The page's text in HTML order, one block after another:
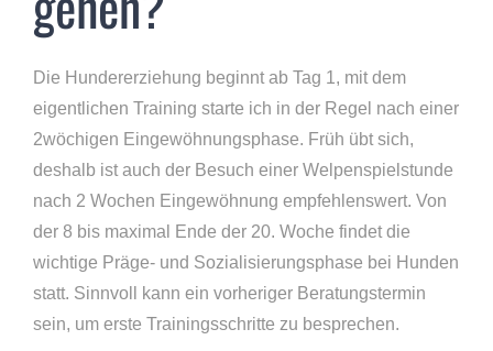
Die Hundererziehung beginnt ab Tag 1, mit dem
eigentlichen Training starte ich in der Regel nach einer
2wöchigen Eingewöhnungsphase. Früh übt sich,
deshalb ist auch der Besuch einer Welpenspielstunde
nach 2 Wochen Eingewöhnung empfehlenswert. Von
der 8 bis maximal Ende der 20. Woche findet die
wichtige Präge- und Sozialisierungsphase bei Hunden
statt. Sinnvoll kann ein vorheriger Beratungstermin
sein, um erste Trainingsschritte zu besprechen.